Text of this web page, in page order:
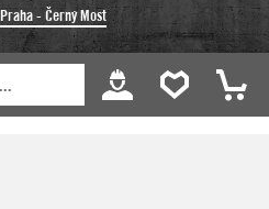
Praha - Černý Most